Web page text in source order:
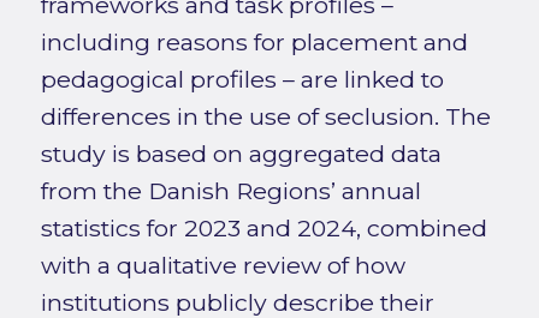
including reasons for placement and
pedagogical profiles – are linked to
differences in the use of seclusion. The
study is based on aggregated data
from the Danish Regions’ annual
statistics for 2023 and 2024, combined
with a qualitative review of how
institutions publicly describe their